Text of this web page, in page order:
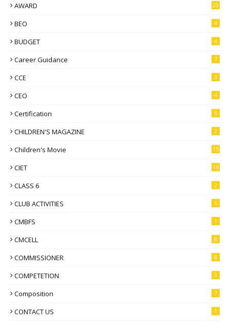
AWARD 23
BEO 4
BUDGET 4
Career Guidance 7
CCE 3
CEO 4
Certification 6
CHILDREN'S MAGAZINE 2
Children's Movie 15
CIET 16
CLASS 6 2
CLUB ACTIVITIES 6
CMBFS 1
CMCELL 8
COMMISSIONER 8
COMPETETION 3
Composition 7
CONTACT US 1